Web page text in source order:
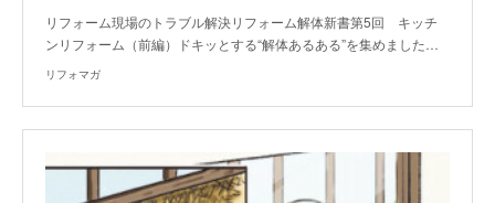
リフォーム現場のトラブル解決リフォーム解体新書第5回 キッチ
ンリフォーム（前編）ドキッとする“解体あるある”を集めました…
リフォマガ